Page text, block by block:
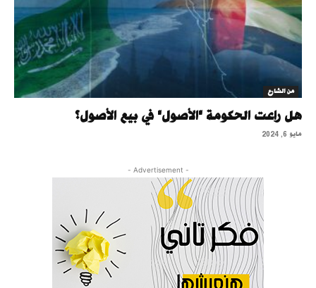
من الشارع
هل راعت الحكومة "الأصول" في بيع الأصول؟
مايو 6, 2024
- Advertisement -